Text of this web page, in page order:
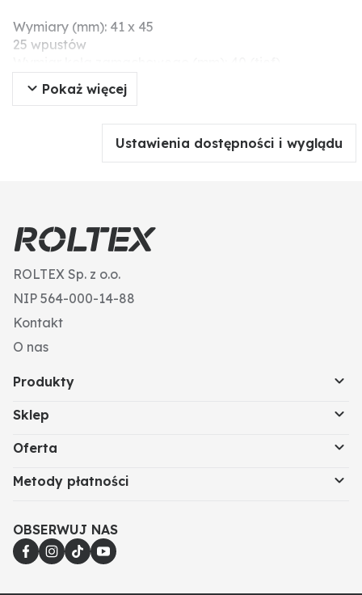
Wymiary (mm): 41 x 45
25 wpustów
Informacje dodatkowe: MADE IN GERMANY
Pokaż więcej
Ustawienia dostępności i wyglądu
ROLTEX Sp. z o.o.
NIP 564-000-14-88
Kontakt
O nas
Produkty
Sklep
Oferta
Metody płatności
OBSERWUJ NAS